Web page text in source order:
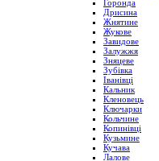
Горонда
Дрисина
Жнятине
Жукове
Завидове
Залужжя
Зняцеве
Зубівка
Іванівці
Кальник
Кленовець
Ключарки
Кольчине
Копинівці
Кузьмине
Кучава
Лалове